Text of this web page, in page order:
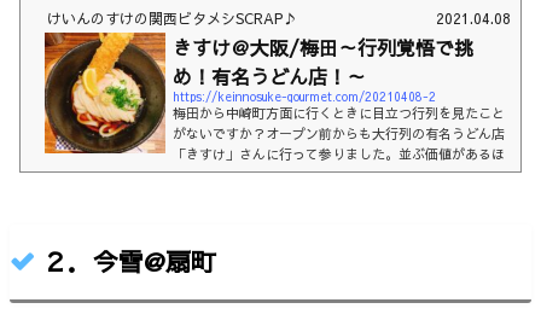
けいんのすけの関西ビタメシSCRAP♪ 2021.04.08
きすけ＠大阪/梅田～行列覚悟で挑
め！有名うどん店！～
https://keinnosuke-gourmet.com/20210408-2
梅田から中崎町方面に行くときに目立つ行列を見たこと
がないですか？オープン前からも大行列の有名うどん店
「きすけ」さんに行って参りました。並ぶ価値があるほ
どの"もっちもちうどん"ぜひご賞味あれ。おいしさコス
すけです。本日は梅田のうどん店の中でも上位の有名店
きすけさんに行って参りました。オープン２０分前ぐら
いからこの行列ですよ。いつも並んでい...
２．今雪@扇町